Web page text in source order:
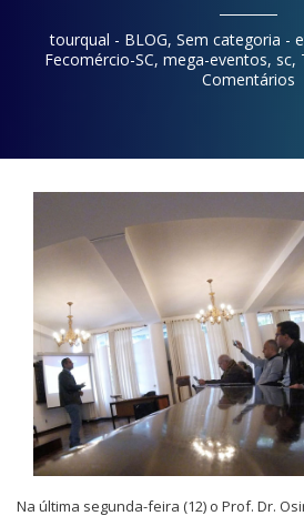
tourqual - BLOG, Sem categoria -
Fecomércio-SC, mega-eventos, sc,
Comentários
Na última segunda-feira (12) o Prof. Dr.